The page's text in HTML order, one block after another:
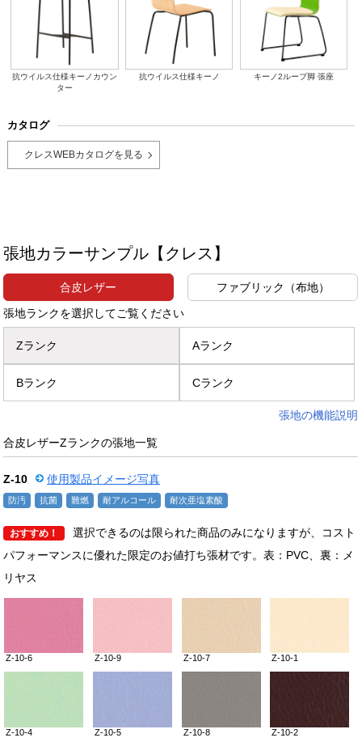
抗ウイルス仕様キーノカウン
ター
抗ウイルス仕様キーノ キーノ2ループ脚 張座
カタログ
クレスWEBカタログを見る